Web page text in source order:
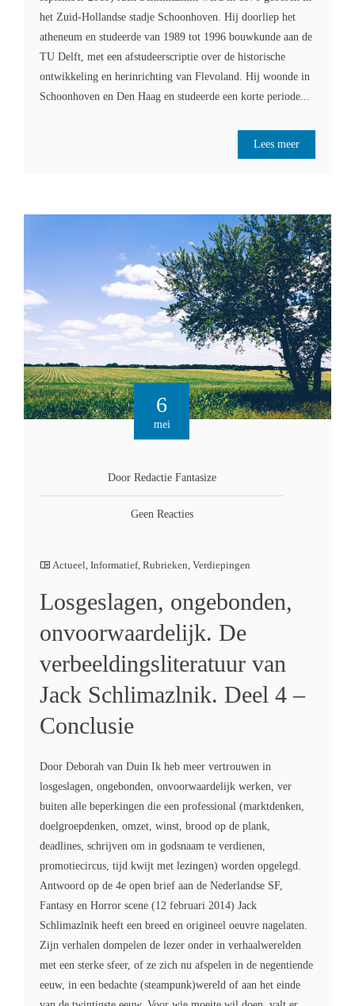
het Zuid-Hollandse stadje Schoonhoven. Hij doorliep het
atheneum en studeerde van 1989 tot 1996 bouwkunde aan de
TU Delft, met een afstudeerscriptie over de historische
ontwikkeling en herinrichting van Flevoland. Hij woonde in
Schoonhoven en Den Haag en studeerde een korte periode...
Lees meer
6
mei
Door Redactie Fantasize
Geen Reacties
Actueel, Informatief, Rubrieken, Verdiepingen
Losgeslagen, ongebonden,
onvoorwaardelijk. De
verbeeldingsliteratuur van
Jack Schlimazlnik. Deel 4 –
Conclusie
Door Deborah van Duin Ik heb meer vertrouwen in
losgeslagen, ongebonden, onvoorwaardelijk werken, ver
buiten alle beperkingen die een professional (marktdenken,
doelgroepdenken, omzet, winst, brood op de plank,
deadlines, schrijven om in godsnaam te verdienen,
promotiecircus, tijd kwijt met lezingen) worden opgelegd.
Antwoord op de 4e open brief aan de Nederlandse SF,
Fantasy en Horror scene (12 februari 2014) Jack
Schlimazlnik heeft een breed en origineel oeuvre nagelaten.
Zijn verhalen dompelen de lezer onder in verhaalwerelden
met een sterke sfeer, of ze zich nu afspelen in de negentiende
eeuw, in een bedachte (steampunk)wereld of aan het einde